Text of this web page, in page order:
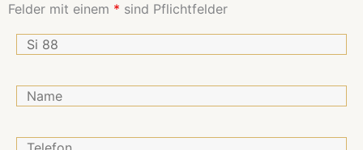
Felder mit einem * sind Pflichtfelder